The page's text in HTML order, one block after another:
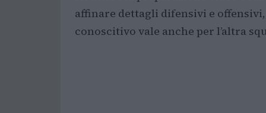
affinare dettagli difensivi e
conoscitivo vale anche per l’altra